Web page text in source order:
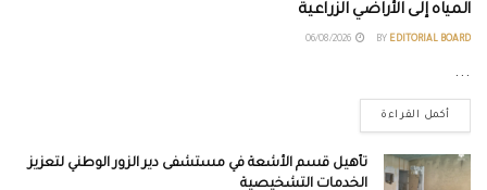
المياه إلى الأراضي الزراعية
BY EDITORIAL BOARD
...
أكمل القراءة
تأهيل قسم الأشعة في مستشفى دير الزور الوطني لتعزيز
الخدمات التشخيصية